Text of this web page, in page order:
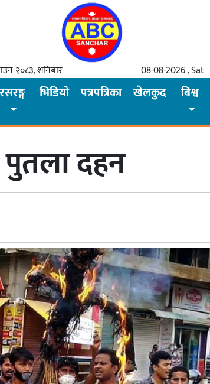
२०८३, शनिबार 08-08-2026 , Sat
भिडियो पत्रपत्रिका खेलकुद बिश्व
दहन